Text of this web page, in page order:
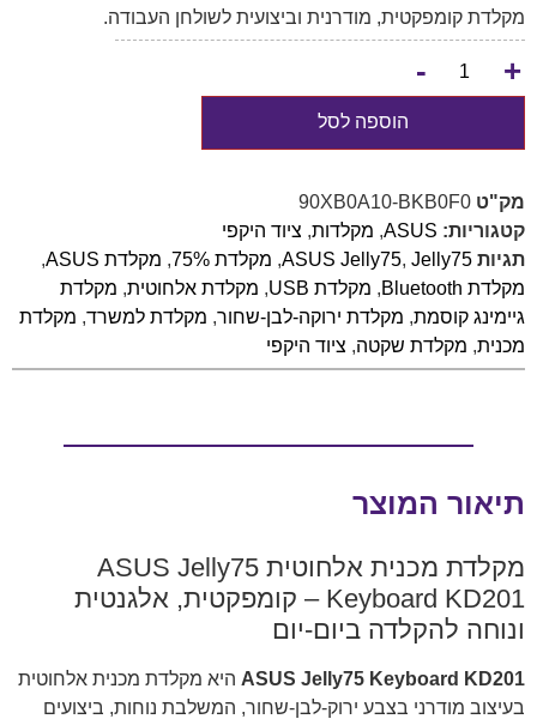
מקלדת קומפקטית, מודרנית וביצועית לשולחן העבודה.
+
-
הוספה לסל
מק"ט 90XB0A10-BKB0F0
קטגוריות: ASUS
, מקלדות, ציוד היקפי
תגיות
ASUS Jelly75, Jelly75
, מקלדת 75% , מקלדת ASUS
,
מקלדת Bluetooth
, מקלדת USB , מקלדת אלחוטית, מקלדת
גיימינג קוסמת, מקלדת ירוקה-לבן-שחור, מקלדת למשרד, מקלדת
מכנית, מקלדת שקטה, ציוד היקפי
תיאור המוצר
מקלדת מכנית אלחוטית ASUS Jelly75
Keyboard KD201 – קומפקטית, אלגנטית
ונוחה להקלדה ביום-יום
ASUS Jelly75 Keyboard KD201 היא מקלדת מכנית אלחוטית
בעיצוב מודרני בצבע ירוק-לבן-שחור, המשלבת נוחות, ביצועים